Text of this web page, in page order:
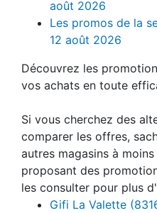
août 2026
Les promos de la
12 août 2026
Découvrez les
vos achats en toute
Si vous cherchez des
comparer les offres,
autres magasins à
proposant des
les consulter pour plus
Gifi La Valette